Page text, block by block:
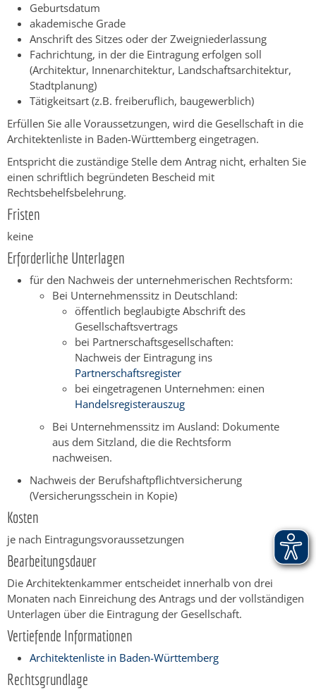
Geburtsdatum
akademische Grade
Anschrift des Sitzes oder der Zweigniederlassung
Fachrichtung, in der die Eintragung erfolgen soll
(Architektur, Innenarchitektur, Landschaftsarchitektur,
Stadtplanung)
Tätigkeitsart (z.B. freiberuflich, baugewerblich)
Erfüllen Sie alle Voraussetzungen, wird die Gesellschaft in die
Architektenliste in Baden-Württemberg eingetragen.
Entspricht die zuständige Stelle dem Antrag nicht, erhalten Sie
einen schriftlich begründeten Bescheid mit
Rechtsbehelfsbelehrung.
Fristen
keine
Erforderliche Unterlagen
für den Nachweis der unternehmerischen Rechtsform:
Bei Unternehmenssitz in Deutschland:
öffentlich beglaubigte Abschrift des
Gesellschaftsvertrags
bei Partnerschaftsgesellschaften:
Nachweis der Eintragung ins
Partnerschaftsregister
bei eingetragenen Unternehmen: einen
Handelsregisterauszug
Bei Unternehmenssitz im Ausland: Dokumente
aus dem Sitzland, die die Rechtsform
nachweisen.
Nachweis der Berufshaftpflichtversicherung
(Versicherungsschein in Kopie)
Kosten
je nach Eintragungsvoraussetzungen
Bearbeitungsdauer
Die Architektenkammer entscheidet innerhalb von drei
Monaten nach Einreichung des Antrags und der vollständigen
Unterlagen über die Eintragung der Gesellschaft.
Vertiefende Informationen
Architektenliste in Baden-Württemberg
Rechtsgrundlage